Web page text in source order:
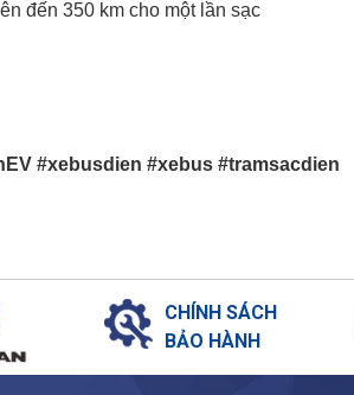
đến 350 km cho một lần sạc
#xebusdien #xebus #tramsacdien
CHÍNH SÁCH
BẢO HÀNH